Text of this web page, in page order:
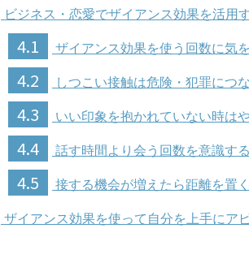
ビジネス・恋愛でザイアンス効果を活用
4.1 ザイアンス効果を使う回数に気
4.2 しつこい接触は危険・犯罪につ
4.3 いい印象を抱かれていない時は
4.4 話す時間より会う回数を意識する
4.5 接する機会が増えたら距離を置く
ザイアンス効果を使って自分を上手にア